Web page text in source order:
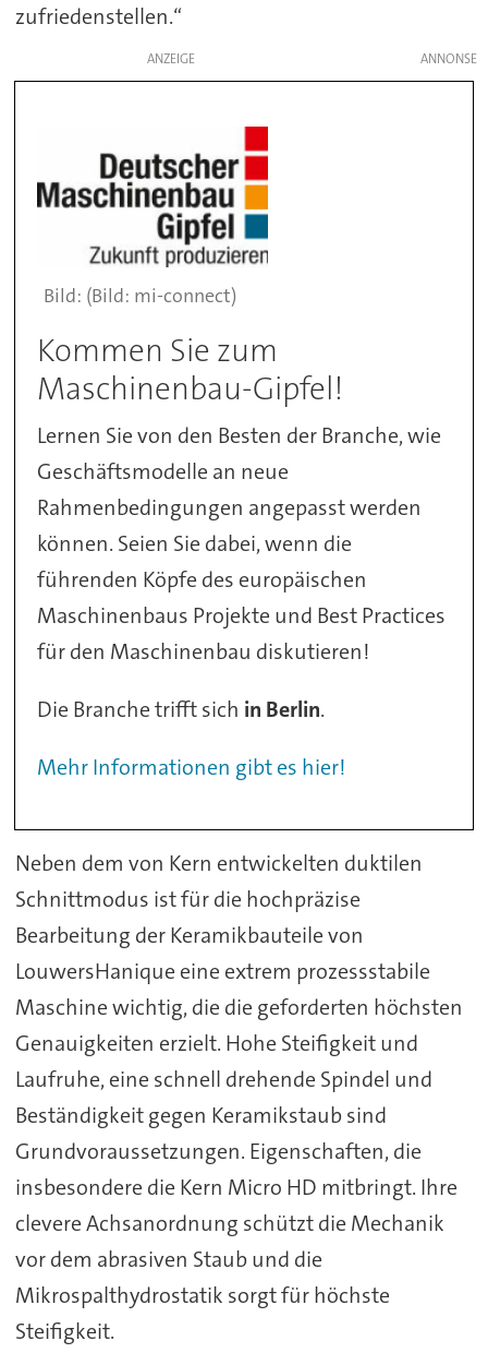
zufriedenstellen.“
ANZEIGE
(Bild: mi-connect)
Kommen Sie zum
Maschinenbau-Gipfel!
Lernen Sie von den Besten der Branche, wie
Geschäftsmodelle an neue
Rahmenbedingungen angepasst werden
können. Seien Sie dabei, wenn die
führenden Köpfe des europäischen
Maschinenbaus Projekte und Best Practices
für den Maschinenbau diskutieren!
Die Branche trifft sich in Berlin.
Mehr Informationen gibt es hier!
Neben dem von Kern entwickelten duktilen
Schnittmodus ist für die hochpräzise
Bearbeitung der Keramikbauteile von
LouwersHanique eine extrem prozessstabile
Maschine wichtig, die die geforderten höchsten
Genauigkeiten erzielt. Hohe Steifigkeit und
Laufruhe, eine schnell drehende Spindel und
Beständigkeit gegen Keramikstaub sind
Grundvoraussetzungen. Eigenschaften, die
insbesondere die Kern Micro HD mitbringt. Ihre
clevere Achsanordnung schützt die Mechanik
vor dem abrasiven Staub und die
Mikrospalthydrostatik sorgt für höchste
Steifigkeit.